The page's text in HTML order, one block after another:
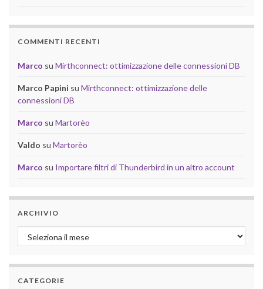
COMMENTI RECENTI
Marco su Mirthconnect: ottimizzazione delle connessioni DB
Marco Papini su Mirthconnect: ottimizzazione delle
connessioni DB
Marco su Martorèo
Valdo su Martorèo
Marco su Importare filtri di Thunderbird in un altro account
ARCHIVIO
Archivio
CATEGORIE